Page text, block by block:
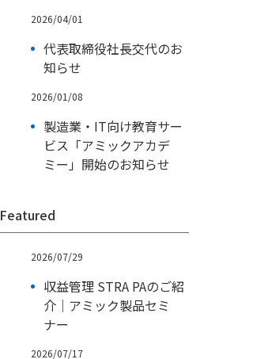
2026/04/01
代表取締役社長交代のお
知らせ
2026/01/08
製造業・IT向け教育サー
ビス「アミックアカデ
ミー」開始のお知らせ
Featured
2026/07/29
収益管理 STRA PAのご紹
介｜アミック製品セミ
ナー
2026/07/17